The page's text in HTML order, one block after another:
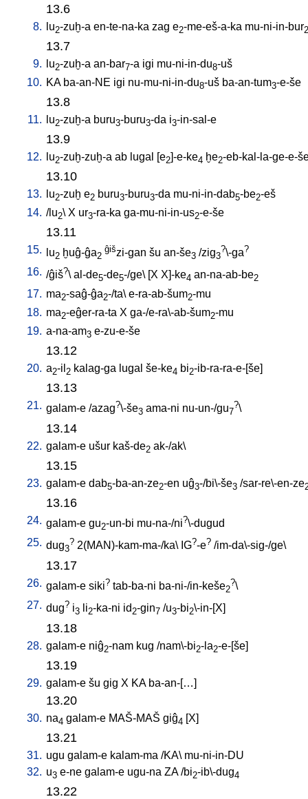
13.6
8. lu2-zuḫ-a en-te-na-ka zag e2-me-eš-a-ka mu-ni-in-bur2
13.7
9. lu2-zuḫ-a an-bar7-a igi mu-ni-in-du8-uš
10. KA ba-an-NE igi nu-mu-ni-in-du8-uš ba-an-tum3-e-še
13.8
11. lu2-zuḫ-a buru3-buru3-da i3-in-sal-e
13.9
12. lu2-zuḫ-zuḫ-a ab lugal [e2]-e-ke4 ḫe2-eb-kal-la-ge-e-
13.10
13. lu2-zuḫ e2 buru3-buru3-da mu-ni-in-dab5-be2-eš
14. /lu2\ X ur3-ra-ka ga-mu-ni-in-us2-e-še
13.11
15. lu2 ḫuĝ-ĝa2
ĝišzi-gan šu an-še3 /zig3
?\-ga?
16. /ĝiš?\ al-de5-de5-/ge\ [X X]-ke4 an-na-ab-be2
17. ma2-saĝ-ĝa2-/ta\ e-ra-ab-šum2-mu
18. ma2-eĝer-ra-ta X ga-/e-ra\-ab-šum2-mu
19. a-na-am3 e-zu-e-še
13.12
20. a2-il 2 kalag-ga lugal še-ke4 bi2-ib-ra-ra-e-[še]
13.13
21. galam-e /azag?\-še3 ama-ni nu-un-/gu7
?\
13.14
22. galam-e ušur kaš-de2 ak-/ak\
13.15
23. galam-e dab5-ba-an-ze2-en uĝ3-/bi\-še3 /sar-re\-en-ze
13.16
24. galam-e gu2-un-bi mu-na-/ni?\-dugud
25. dug3
? 2(MAN)-kam-ma-/ka\ IG?-e? /im-da\-sig-/ge\
13.17
26. galam-e siki? tab-ba-ni ba-ni-/in-keše2
?\
27. dug? i3 li2-ka-ni id2-gin7 /u3-bi2\-in-[X]
13.18
28. galam-e niĝ2-nam kug /nam\-bi2-la2-e-[še]
13.19
29. galam-e šu gig X KA ba-an-[…]
13.20
30. na4 galam-e MAŠ-MAŠ giĝ4 [X]
13.21
31. ugu galam-e kalam-ma /KA\ mu-ni-in-DU
32. u3 e-ne galam-e ugu-na ZA/bi2-ib\-dug4
13.22